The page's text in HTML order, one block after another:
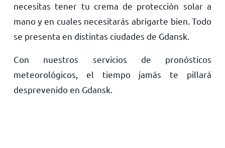
necesitas tener tu crema de protección solar a
mano y en cuales necesitarás abrigarte bien. Todo
se presenta en distintas ciudades de Gdansk.
Con nuestros servicios de pronósticos
meteorológicos, el tiempo jamás te pillará
desprevenido en Gdansk.